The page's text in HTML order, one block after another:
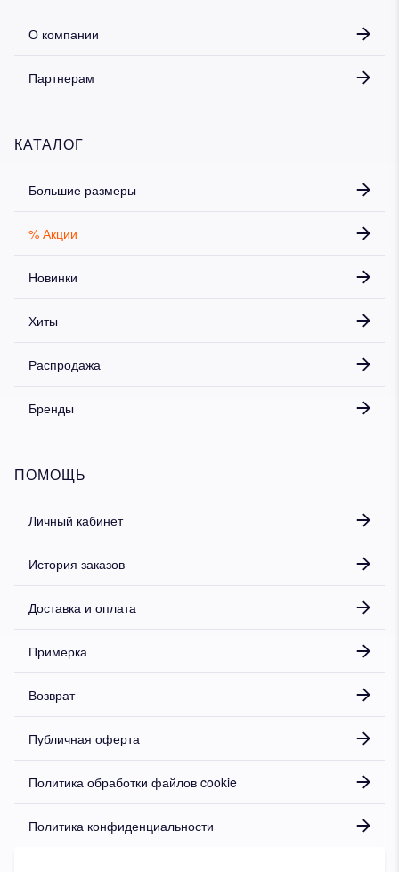
О компании
Партнерам
КАТАЛОГ
Большие размеры
% Акции
Новинки
Хиты
Распродажа
Бренды
ПОМОЩЬ
Личный кабинет
История заказов
Доставка и оплата
Примерка
Возврат
Публичная оферта
Политика обработки файлов cookie
Политика конфиденциальности